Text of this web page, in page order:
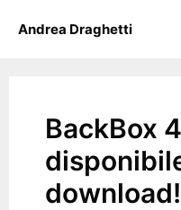
Andrea Draghetti
BackBox
download!